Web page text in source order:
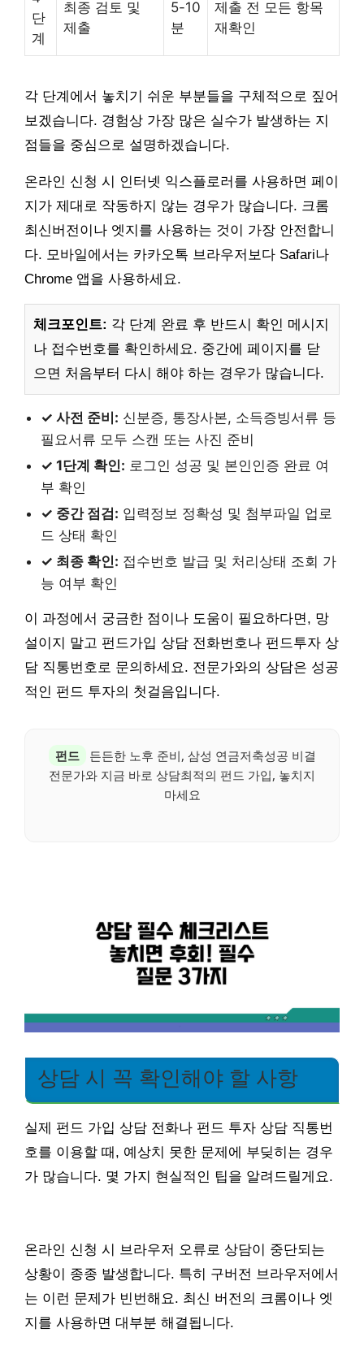
단
계
최종 검토 및
제출
5-10
분
제출 전 모든 항목
재확인
각 단계에서 놓치기 쉬운 부분들을 구체적으로 짚어
보겠습니다. 경험상 가장 많은 실수가 발생하는 지
점들을 중심으로 설명하겠습니다.
온라인 신청 시 인터넷 익스플로러를 사용하면 페이
지가 제대로 작동하지 않는 경우가 많습니다. 크롬
최신버전이나 엣지를 사용하는 것이 가장 안전합니
다. 모바일에서는 카카오톡 브라우저보다 Safari나
Chrome 앱을 사용하세요.
체크포인트: 각 단계 완료 후 반드시 확인 메시지
나 접수번호를 확인하세요. 중간에 페이지를 닫
으면 처음부터 다시 해야 하는 경우가 많습니다.
✓ 사전 준비: 신분증, 통장사본, 소득증빙서류 등
필요서류 모두 스캔 또는 사진 준비
✓ 1단계 확인: 로그인 성공 및 본인인증 완료 여
부 확인
✓ 중간 점검: 입력정보 정확성 및 첨부파일 업로
드 상태 확인
✓ 최종 확인: 접수번호 발급 및 처리상태 조회 가
능 여부 확인
이 과정에서 궁금한 점이나 도움이 필요하다면, 망
설이지 말고 펀드가입 상담 전화번호나 펀드투자 상
담 직통번호로 문의하세요. 전문가와의 상담은 성공
적인 펀드 투자의 첫걸음입니다.
펀드
든든한 노후 준비, 삼성 연금저축성공 비결
전문가와 지금 바로 상담최적의 펀드 가입, 놓치지
마세요
상담 시 꼭 확인해야 할 사항
실제 펀드 가입 상담 전화나 펀드 투자 상담 직통번
호를 이용할 때, 예상치 못한 문제에 부딪히는 경우
가 많습니다. 몇 가지 현실적인 팁을 알려드릴게요.
온라인 신청 시 브라우저 오류로 상담이 중단되는
상황이 종종 발생합니다. 특히 구버전 브라우저에서
는 이런 문제가 빈번해요. 최신 버전의 크롬이나 엣
지를 사용하면 대부분 해결됩니다.